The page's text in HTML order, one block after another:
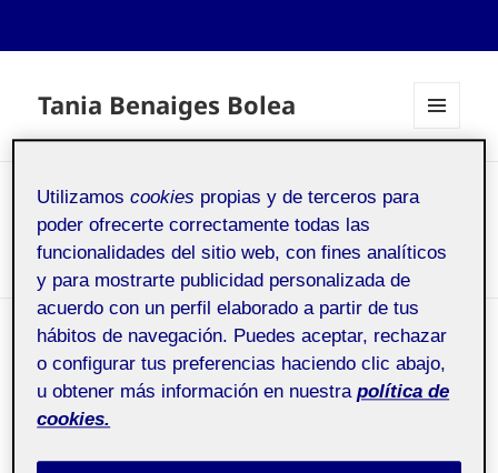
Tania Benaiges Bolea
MENÚ
ActiFolio:Presentació
Presentació
PRESENTACIÓ TANIA
BENAIGES BOLEA
Sociologia General Pública
Utilizamoscookies propias y de terceros para
poder ofrecerte correctamente todas las
funcionalidades del sitio web, con fines analíticos
y para mostrarte publicidad personalizada de
acuerdo con un perfil elaborado a partir de tus
hábitos de navegación. Puedes aceptar, rechazar
o configurar tus preferencias haciendo clic abajo,
u obtener más información en nuestra política de
cookies.